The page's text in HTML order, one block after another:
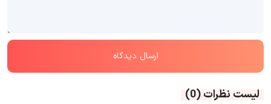
لیست نظرات(0)